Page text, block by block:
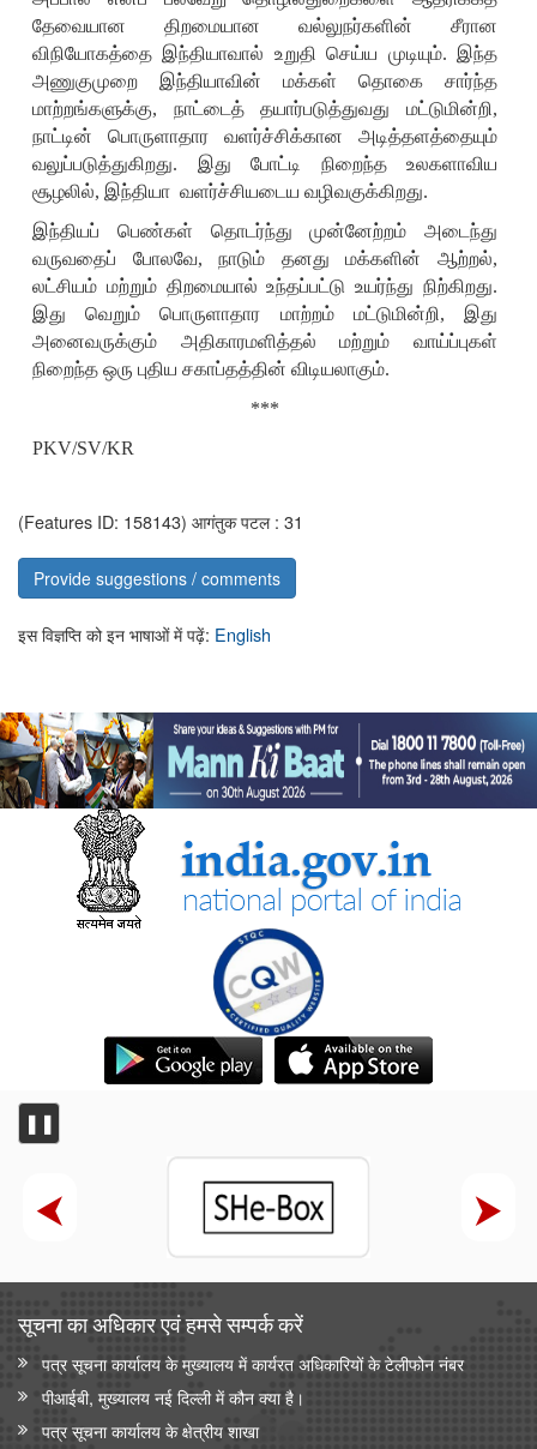
தேவையான திறமையான வல்லுநர்களின் சீரான
விநியோகத்தை இந்தியாவால் உறுதி செய்ய முடியும். இந்த
அணுகுமுறை இந்தியாவின் மக்கள் தொகை சார்ந்த
மாற்றங்களுக்கு, நாட்டைத் தயார்படுத்துவது மட்டுமின்றி,
நாட்டின் பொருளாதார வளர்ச்சிக்கான அடித்தளத்தையும்
வலுப்படுத்துகிறது. இது போட்டி நிறைந்த உலகளாவிய
சூழலில், இந்தியா வளர்ச்சியடைய வழிவகுக்கிறது.
இந்தியப் பெண்கள் தொடர்ந்து முன்னேற்றம் அடைந்து
வருவதைப் போலவே,நாடும் தனது மக்களின் ஆற்றல்,
லட்சியம் மற்றும் திறமையால் உந்தப்பட்டு உயர்ந்து நிற்கிறது.
இது வெறும் பொருளாதார மாற்றம் மட்டுமின்றி, இது
அனைவருக்கும் அதிகாரமளித்தல் மற்றும் வாய்ப்புகள்
நிறைந்த ஒரு புதிய சகாப்தத்தின் விடியலாகும்.
***
PKV/SV/KR
(Features ID: 158143) आगंतुक पटल : 31
Provide suggestions / comments
इस विज्ञप्ति को इन भाषाओं में पढ़ें: English
❚❚
सूचना का अधिकार एवं हमसे सम्‍पर्क करें
पत्र सूचना कार्यालय के मुख्यालय में कार्यरत अधिकारियों के टेलीफोन नंबर
पीआईबी, मुख्यालय नई दिल्ली में कौन क्या है।
पत्र सूचना कार्यालय के क्षेत्रीय शाखा